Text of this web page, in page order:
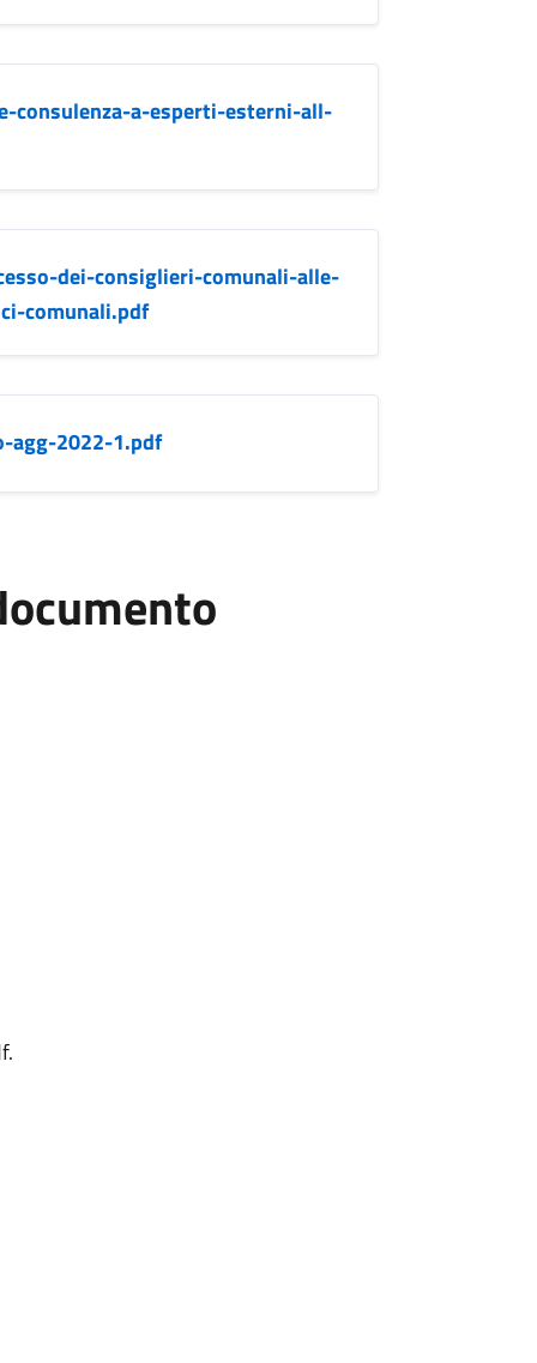
consulenza-a-esperti-esterni-all-
dei-consiglieri-comunali-alle-
comunali.pdf
agg-2022-1.pdf